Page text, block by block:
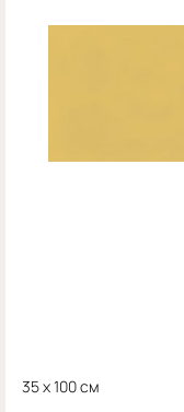
35 x 100 см